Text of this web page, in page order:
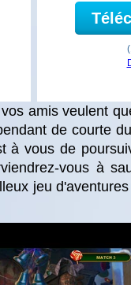
amis veulent
de courte
à vous de
vous à
jeu